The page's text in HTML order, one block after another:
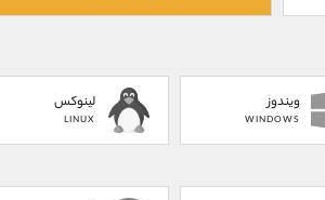
ویندوز
WINDOWS
لینوکس
LINUX